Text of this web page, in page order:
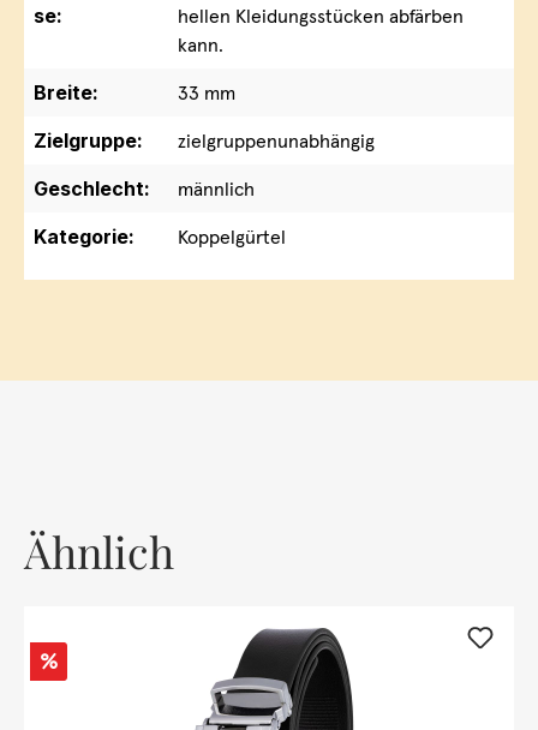
se:
hellen Kleidungsstücken abfärben
kann.
Breite:
33 mm
Zielgruppe:
zielgruppenunabhängig
Geschlecht:
männlich
Kategorie:
Koppelgürtel
Ähnlich
Rabatt
%